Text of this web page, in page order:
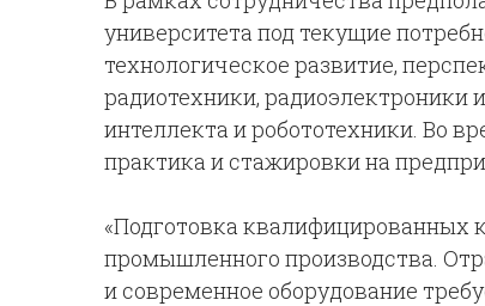
университета под текущие
технологическое развитие,
радиотехники, радиоэлектроники
интеллекта и робототехники. Во
практика и стажировки на
«Подготовка квалифицированных
промышленного производства.
и современное оборудование